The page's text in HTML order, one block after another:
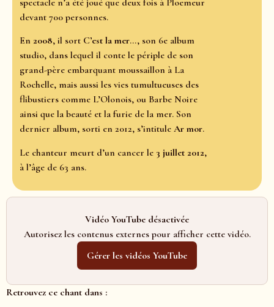
devant 700 personnes.
En 2008, il sort C’est la mer..., son 6e album
studio, dans lequel il conte le périple de son
grand-père embarquant moussaillon à La
Rochelle, mais aussi les vies tumultueuses des
flibustiers comme L’Olonois, ou Barbe Noire
ainsi que la beauté et la furie de la mer. Son
dernier album, sorti en 2012, s’intitule Ar mor.
Le chanteur meurt d’un cancer le 3 juillet 2012,
à l’âge de 63 ans.
Vidéo YouTube désactivée
Autorisez les contenus externes pour afficher cette vidéo.
Gérer les vidéos YouTube
Retrouvez ce chant dans :